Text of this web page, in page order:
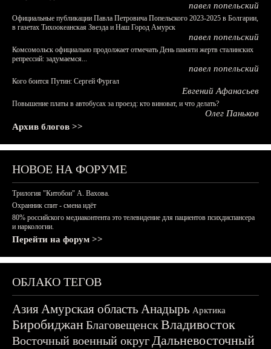
павел попельский
Официальные публикации Павла Петровича Попельского 2023-2025 в Болгарии,
в газетах Тихоокеанская Звезда и Наш Город Амурск
павел попельский
Комсомольск официально продолжает отмечать День памяти жертв сталинских
репрессий: задумаемся...
павел попельский
Кого боится Путин: Сергей Фургал
Евгений Афанасьев
Повышение платы в автобусах за проезд: кто виноват, и что делать?
Олег Паньков
Архив блогов >>
НОВОЕ НА ФОРУМЕ
Трилогия "Китобои" А. Вахова.
Охранник спит - смена идёт
80% российского медиаконтента это телевидение для пациентов психдиспансера
и наркологии.
Перейти на форум >>
ОБЛАКО ТЕГОВ
АзияАмурская область Анадырь Арктика
БиробиджанБлаговещенскВладивосток
Восточный военный округДальневосточный